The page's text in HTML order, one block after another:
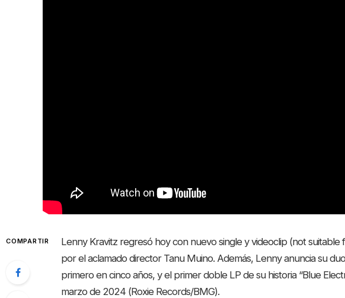
COMPARTIR
Lenny Kravitz regresó hoy con nuevo single y videoclip (not suitable
por el aclamado director Tanu Muino. Además, Lenny anuncia su
primero en cinco años, y el primer doble LP de su historia “Blue
marzo de 2024 (Roxie Records/BMG).